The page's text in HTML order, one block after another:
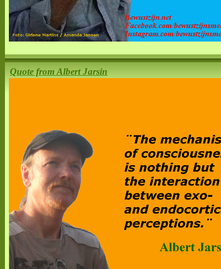
Quote from Albert Jarsin